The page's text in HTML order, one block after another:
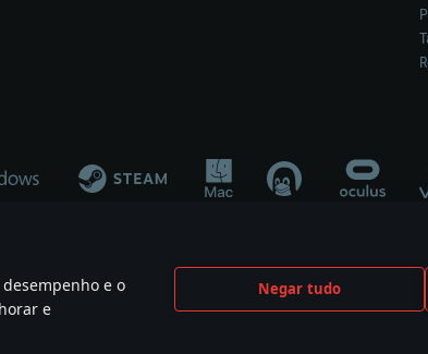
e o
e
Negar tudo
significa participação no desenvolvimento, patrocínio ou aval do
are the property of their respective owners.